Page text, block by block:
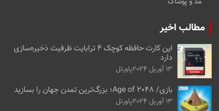
مطالب اخیر
این کارت حافظه کوچک ۴ ترابایت ظرفیت ذخیره‌سازی
دارد
13 آوریل 2024 پاورتل
بازی/ Age of 2048؛ بزرگ‌ترین تمدن جهان را بسازید
13 آوریل 2024 پاورتل